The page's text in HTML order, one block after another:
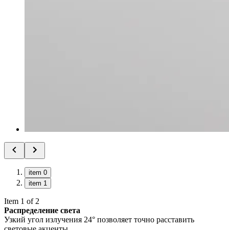
item 0
item 1
Item 1 of 2
Распределение света
Узкий угол излучения 24° позволяет точно расставить